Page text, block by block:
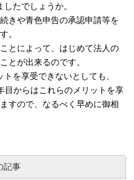
たでしょうか。
きや青色申告の承認申請等を
。
とによって、はじめて法人の
とが出来るのです。
を享受できないとしても、
目からはこれらのメリットを享
すので、なるべく早めに御相
記事